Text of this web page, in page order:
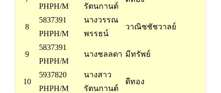
PHPH/M
รัตนกานต์
8
5837391
PHPH/M
นางวรรณ
พรรธน์
วาณิชชัชวาลย์
9
5837391
PHPH/M
นางชลลดา มีทรัพย์
10
5937820
PHPH/M
นางสาว
รัตนกานต์
ดีทอง